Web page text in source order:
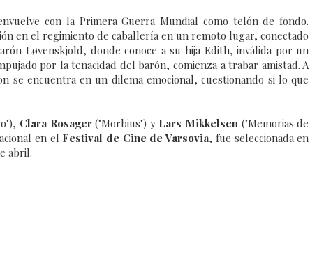
con la Primera Guerra Mundial como telón de fondo.
en el regimiento de caballería en un remoto lugar, conectado
Løvenskjold, donde conoce a su hija Edith, inválida por un
por la tenacidad del barón, comienza a trabar amistad. A
se encuentra en un dilema emocional, cuestionando si lo que
Clara Rosager("Morbius") y Lars Mikkelsen ("Memorias de
en el Festival de Cine de Varsovia, fue seleccionada en
abril.